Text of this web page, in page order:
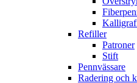
Refiller
Patroner
Stift
Pennvässare
Radering och